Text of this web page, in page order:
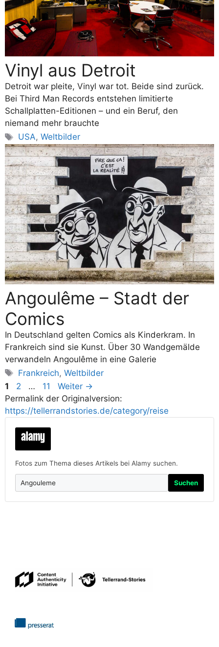
Vinyl aus Detroit
Detroit war pleite, Vinyl war tot. Beide sind zurück.
Bei Third Man Records entstehen limitierte
Schallplatten-Editionen – und ein Beruf, den
niemand mehr brauchte
Schlagwörter
USA,Weltbilder
Angoulême – Stadt der
Comics
In Deutschland gelten Comics als Kinderkram. In
Frankreich sind sie Kunst. Über 30 Wandgemälde
verwandeln Angoulême in eine Galerie
Schlagwörter
Frankreich,Weltbilder
Seite
1 Seite
2 … Seite
11 Weiter →
Permalink der Originalversion:
https://tellerrandstories.de/category/reise
Fotos zum Thema dieses Artikels bei Alamy suchen.
Suchen